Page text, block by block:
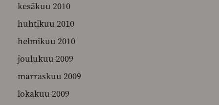
kesäkuu 2010
huhtikuu 2010
helmikuu 2010
joulukuu 2009
marraskuu 2009
lokakuu 2009